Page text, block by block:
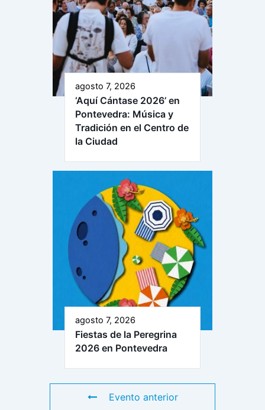
agosto 7, 2026
‘Aquí Cántase 2026’ en
Pontevedra: Música y
Tradición en el Centro de
la Ciudad
agosto 7, 2026
Fiestas de la Peregrina
2026 en Pontevedra
Evento anterior